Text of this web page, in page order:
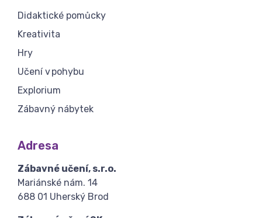
Didaktické pomůcky
Kreativita
Hry
Učení v pohybu
Explorium
Zábavný nábytek
Adresa
Zábavné učení, s.r.o.
Mariánské nám. 14
688 01 Uherský Brod